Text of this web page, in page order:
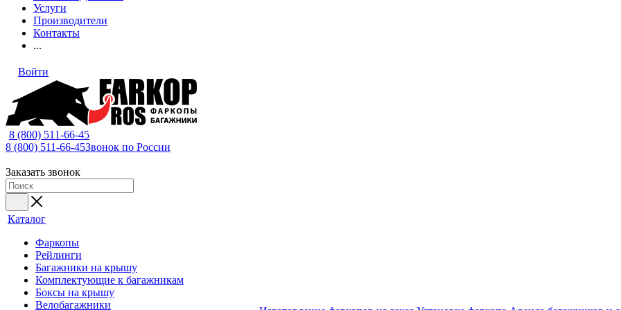
Услуги
Производители
Контакты
...
Войти
8 (800) 511-66-45
8 (800) 511-66-45Звонок по России
Заказать звонок
Каталог
Фаркопы
Рейлинги
Багажники на крышу
Комплектующие к багажникам
Боксы на крышу
Велобагажники